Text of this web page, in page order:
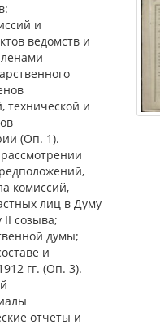
и
ведомств и
технической и
(Оп. 1).
комиссий,
лиц в Думу
II созыва;
думы;
и
гг. (Оп. 3).
отчеты и